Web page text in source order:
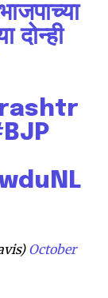
दोन्ही
October